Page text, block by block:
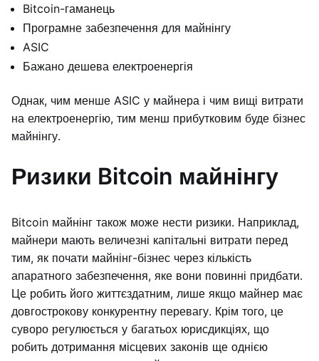
Bitcoin-гаманець
Програмне забезпечення для майнінгу
ASIC
Бажано дешева електроенергія
Однак, чим менше ASIC у майнера і чим вищі витрати
на електроенергію, тим менш прибутковим буде бізнес
майнінгу.
Ризики Bitcoin майнінгу
Bitcoin майнінг також може нести ризики. Наприклад,
майнери мають величезні капітальні витрати перед
тим, як почати майнінг-бізнес через кількість
апаратного забезпечення, яке вони повинні придбати.
Це робить його життєздатним, лише якщо майнер має
довгострокову конкурентну перевагу. Крім того, це
суворо регулюється у багатьох юрисдикціях, що
робить дотримання місцевих законів ще однією